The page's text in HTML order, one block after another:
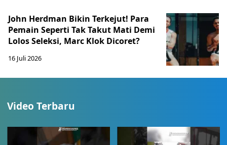
John Herdman Bikin Terkejut! Para
Pemain Seperti Tak Takut Mati Demi
Lolos Seleksi, Marc Klok Dicoret?
16 Juli 2026
Video Terbaru